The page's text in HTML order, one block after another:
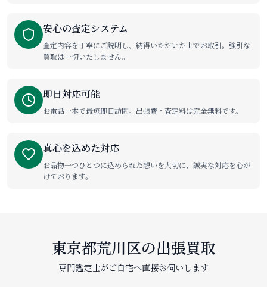
安心の査定システム
査定内容を丁寧にご説明し、納得いただいた上でお取引。強引な
買取は一切いたしません。
即日対応可能
お電話一本で最短即日訪問。出張費・査定料は完全無料です。
真心を込めた対応
お品物一つひとつに込められた想いを大切に、誠実な対応を心が
けております。
東京都荒川区の出張買取
専門鑑定士がご自宅へ直接お伺いします